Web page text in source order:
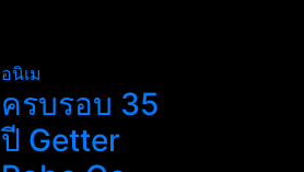
อนิเม
ครบรอบ 35
ปี Getter